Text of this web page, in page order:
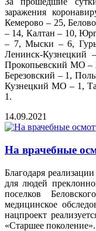
заражения
Кемерово – 25,
– 14, Калтан – 10,
– 7, Мыски – 6,
Ленинск-
Прокопьевский МО
Березовский – 1,
Кузнецкий МО – 1,
1.
14.09.2021
На врачебные
Благодаря
для людей
поселков
медицинское
нацпроект
«Старшее поколение».